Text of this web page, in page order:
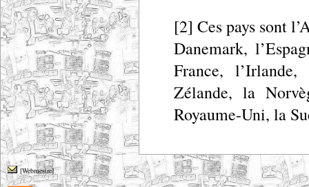
[2] Ces pays sont
Danemark,
France,
Zélande, la
Royaume-Uni, la
[Webmestre]